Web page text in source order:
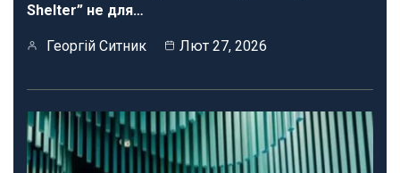
Shelter” не для…
Георгій Ситник Лют 27, 2026